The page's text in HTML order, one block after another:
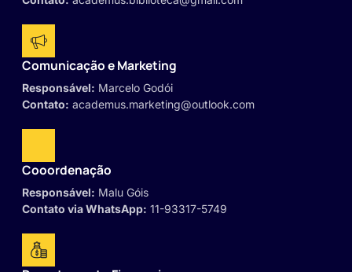
Comunicação e Marketing
Responsável: Marcelo Godói
Contato: academus.marketing@outlook.com
Cooordenação
Responsável: Malu Góis
Contato via WhatsApp: 11-93317-5749